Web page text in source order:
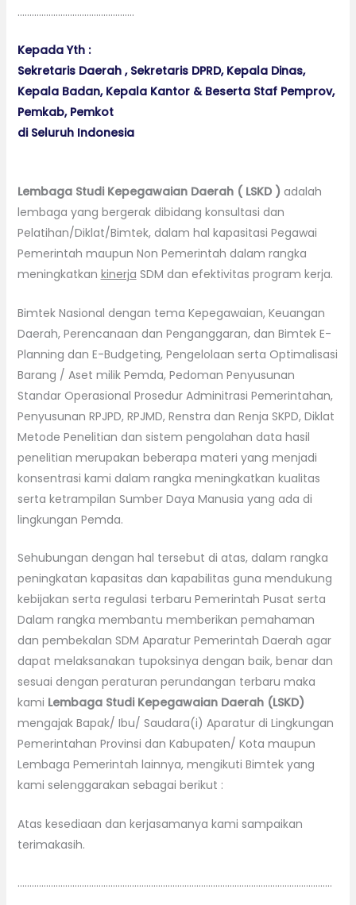
………………………………………….
Kepada Yth :
Sekretaris Daerah , Sekretaris DPRD, Kepala Dinas,
Kepala Badan, Kepala Kantor & Beserta Staf Pemprov,
Pemkab, Pemkot
di Seluruh Indonesia
Lembaga Studi Kepegawaian Daerah ( LSKD ) adalah
lembaga yang bergerak dibidang konsultasi dan
Pelatihan/Diklat/Bimtek, dalam hal kapasitasi Pegawai
Pemerintah maupun Non Pemerintah dalam rangka
meningkatkan kinerja SDM dan efektivitas program kerja.
Bimtek Nasional dengan tema Kepegawaian, Keuangan
Daerah, Perencanaan dan Penganggaran, dan Bimtek E-
Planning dan E-Budgeting, Pengelolaan serta Optimalisasi
Barang / Aset milik Pemda, Pedoman Penyusunan
Standar Operasional Prosedur Adminitrasi Pemerintahan,
Penyusunan RPJPD, RPJMD, Renstra dan Renja SKPD, Diklat
Metode Penelitian dan sistem pengolahan data hasil
penelitian merupakan beberapa materi yang menjadi
konsentrasi kami dalam rangka meningkatkan kualitas
serta ketrampilan Sumber Daya Manusia yang ada di
lingkungan Pemda.
Sehubungan dengan hal tersebut di atas, dalam rangka
peningkatan kapasitas dan kapabilitas guna mendukung
kebijakan serta regulasi terbaru Pemerintah Pusat serta
Dalam rangka membantu memberikan pemahaman
dan pembekalan SDM Aparatur Pemerintah Daerah agar
dapat melaksanakan tupoksinya dengan baik, benar dan
sesuai dengan peraturan perundangan terbaru maka
kami Lembaga Studi Kepegawaian Daerah (LSKD)
mengajak Bapak/ Ibu/ Saudara(i) Aparatur di Lingkungan
Pemerintahan Provinsi dan Kabupaten/ Kota maupun
Lembaga Pemerintah lainnya, mengikuti Bimtek yang
kami selenggarakan sebagai berikut :
Atas kesediaan dan kerjasamanya kami sampaikan
terimakasih.
……………………………………………………………………………………………………………………